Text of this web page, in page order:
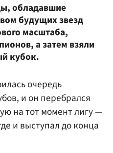
обладавшие
будущих звезд
масштаба,
а затем взяли
кубок.
очередь
и он перебрался
на тот момент лигу —
и выступал до конца